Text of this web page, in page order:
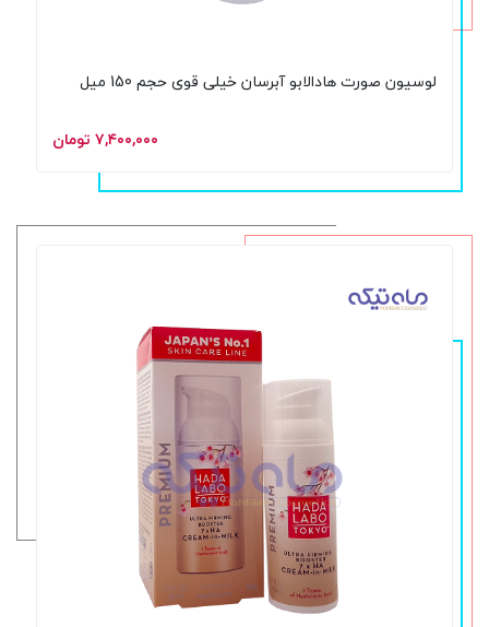
لوسیون صورت هادالابو آبرسان خیلی قوی حجم 150 میل
۷,۴۰۰,۰۰۰ تومان